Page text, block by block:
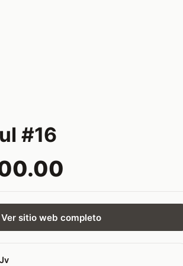
#16
Ver sitio web completo